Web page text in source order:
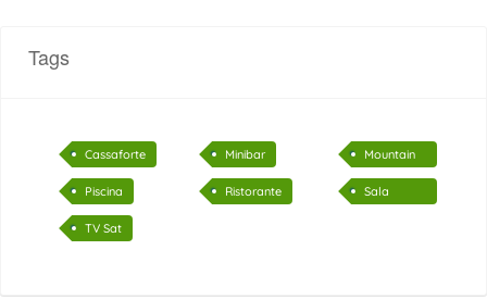
Tags
Cassaforte Minibar
Mountain
Bike
Piscina Ristorante
Sala
TV Sat